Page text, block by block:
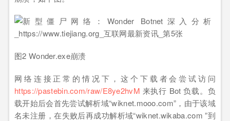
图2 Wonder.exe崩溃
网络连接正常的情况下，这个下载者会尝试访问
https://pastebin.com/raw/E8ye2hvM 来执行 Bot 负载。负
载开始后会首先尝试解析域“wiknet.mooo.com”，由于该域
名未注册，在失败后再成功解析域“wiknet.wikaba.com ”到